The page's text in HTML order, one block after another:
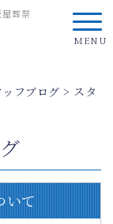
葬祭
MENU
フブログ > スタ
いて